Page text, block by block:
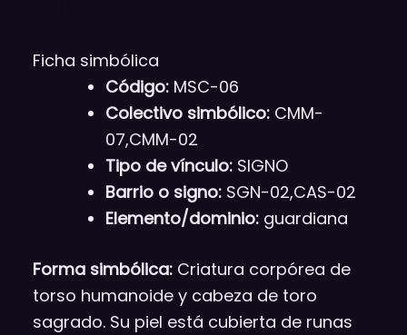
Ficha simbólica
Código:MSC-06
Colectivo simbólico:CMM-
07,CMM-02
Tipo de vínculo:SIGNO
Barrio o signo:SGN-02,CAS-02
Elemento/dominio:guardiana
Forma simbólica: Criatura corpórea de
torso humanoide y cabeza de toro
sagrado. Su piel está cubierta de runas